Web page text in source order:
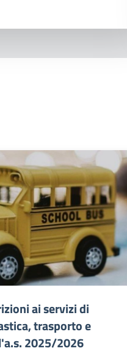
ai servizi di
trasporto e
2025/2026